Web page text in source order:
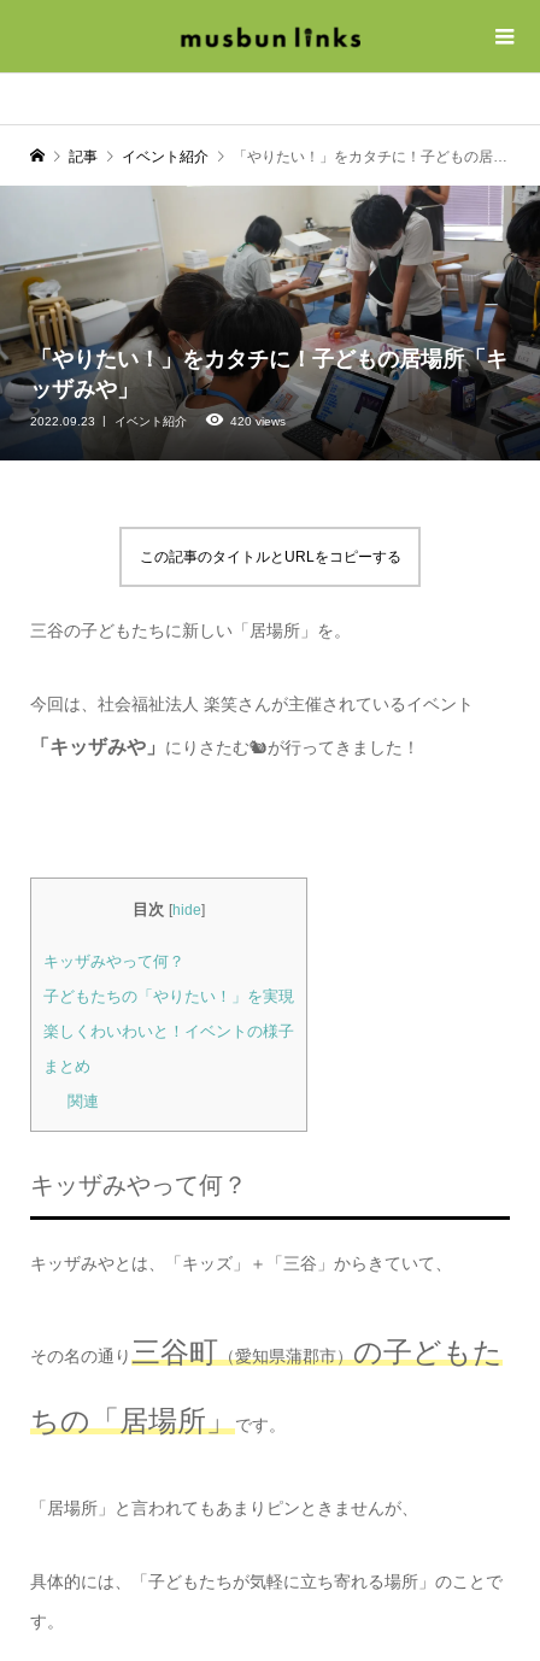
記事 イベント紹介 「やりたい！」をカタチに！子どもの居場所「キッザみや」
「やりたい！」をカタチに！子どもの居場所「キ
ッザみや」
2022.09.23 イベント紹介 420 views
この記事のタイトルとURLをコピーする
三谷の子どもたちに新しい「居場所」を。
今回は、社会福祉法人 楽笑さんが主催されているイベント
「キッザみや」 にりさたむ🐿が行ってきました！
目次 [hide]
キッザみやって何？
子どもたちの「やりたい！」を実現
楽しくわいわいと！イベントの様子
まとめ
関連
キッザみやって何？
キッザみやとは、「キッズ」＋「三谷」からきていて、
その名の通り三谷町（愛知県蒲郡市）の子どもた
ちの「居場所」です。
「居場所」と言われてもあまりピンときませんが、
具体的には、「子どもたちが気軽に立ち寄れる場所」のことで
す。